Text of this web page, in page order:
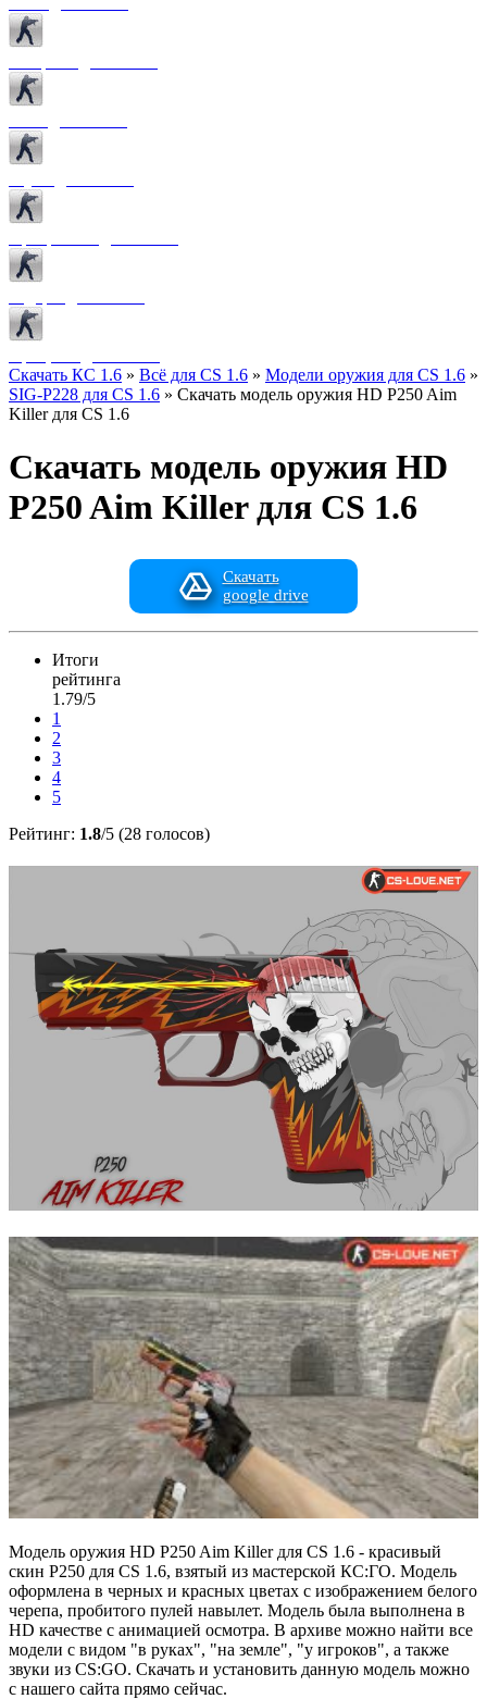
Скачать КС 1.6 » Всё для CS 1.6 » Модели оружия для CS 1.6 »
SIG-P228 для CS 1.6 » Скачать модель оружия HD P250 Aim
Killer для CS 1.6
Скачать модель оружия HD
P250 Aim Killer для CS 1.6
Скачать
google drive
Итоги
рейтинга
1.79/5
1
2
3
4
5
Рейтинг: 1.8/5 (28 голосов)
Модель оружия HD P250 Aim Killer для CS 1.6 - красивый
скин P250 для CS 1.6, взятый из мастерской КС:ГО. Модель
оформлена в черных и красных цветах с изображением белого
черепа, пробитого пулей навылет. Модель была выполнена в
HD качестве с анимацией осмотра. В архиве можно найти все
модели с видом "в руках", "на земле", "у игроков", а также
звуки из CS:GO. Скачать и установить данную модель можно
с нашего сайта прямо сейчас.